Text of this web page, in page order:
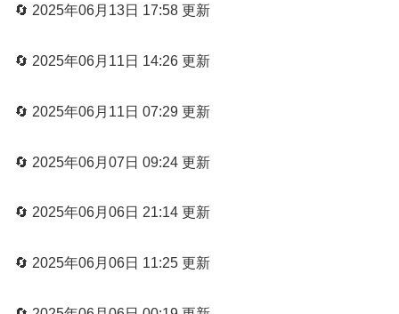
🔄 2025年06月13日 17:58 更新
🔄 2025年06月11日 14:26 更新
🔄 2025年06月11日 07:29 更新
🔄 2025年06月07日 09:24 更新
🔄 2025年06月06日 21:14 更新
🔄 2025年06月06日 11:25 更新